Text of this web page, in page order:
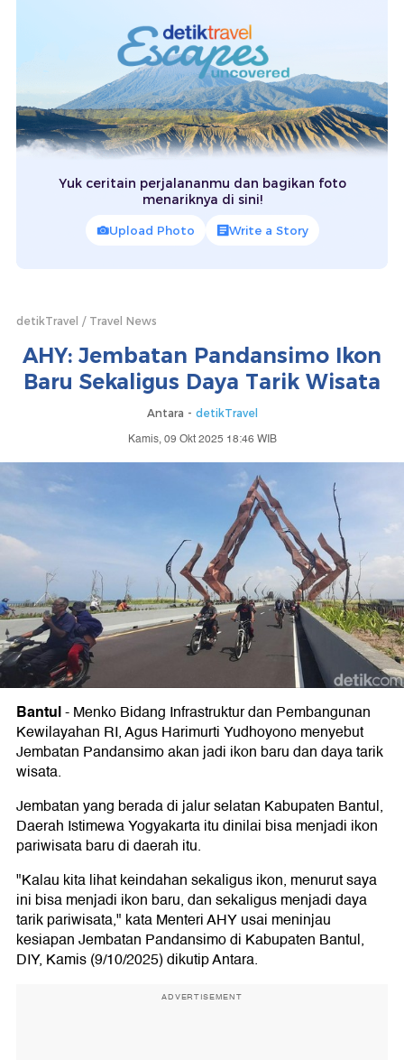
Yuk ceritain perjalananmu dan bagikan foto
menariknya di sini!
Upload Photo Write a Story
detikTravel Travel News
AHY: Jembatan Pandansimo Ikon
Baru Sekaligus Daya Tarik Wisata
Antara - detikTravel
Kamis, 09 Okt 2025 18:46 WIB
Bantul-Menko Bidang Infrastruktur dan Pembangunan
Kewilayahan RI, Agus Harimurti Yudhoyono menyebut
Jembatan Pandansimo akan jadi ikon baru dan daya tarik
wisata.
Jembatan yang berada di jalur selatan Kabupaten Bantul,
Daerah Istimewa Yogyakarta itu dinilai bisa menjadi ikon
pariwisata baru di daerah itu.
"Kalau kita lihat keindahan sekaligus ikon, menurut saya
ini bisa menjadi ikon baru, dan sekaligus menjadi daya
tarik pariwisata," kata Menteri AHY usai meninjau
kesiapan Jembatan Pandansimo di Kabupaten Bantul,
DIY, Kamis (9/10/2025) dikutip Antara.
ADVERTISEMENT